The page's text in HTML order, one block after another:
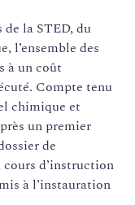
de la STED, du
l’ensemble des
à un coût
Compte tenu
chimique et
un premier
de
cours d’instruction
à l’instauration